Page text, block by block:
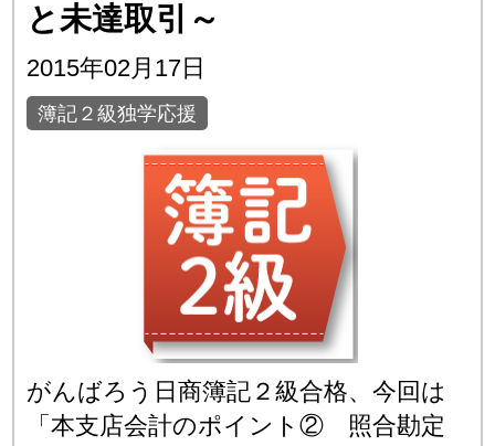
と未達取引～
2015年02月17日
簿記２級独学応援
がんばろう日商簿記２級合格、今回は
「本支店会計のポイント② 照合勘定